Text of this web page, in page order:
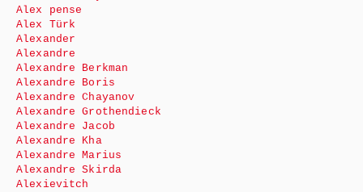
Alex pense
Alex Türk
Alexander
Alexandre
Alexandre Berkman
Alexandre Boris
Alexandre Chayanov
Alexandre Grothendieck
Alexandre Jacob
Alexandre Kha
Alexandre Marius
Alexandre Skirda
Alexievitch